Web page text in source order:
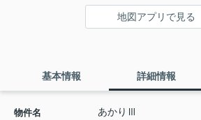
地図アプリで見る
基本情報 詳細情報
物件名 あかりⅢ